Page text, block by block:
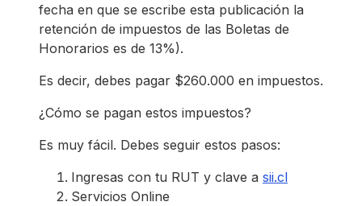
fecha en que se escribe esta publicación la
retención de impuestos de las Boletas de
Honorarios es de 13%).
Es decir, debes pagar $260.000 en impuestos.
¿Cómo se pagan estos impuestos?
Es muy fácil. Debes seguir estos pasos:
Ingresas con tu RUT y clave a sii.cl
Servicios Online